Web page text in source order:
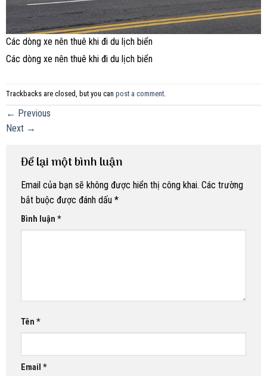
Các dòng xe nên thuê khi đi du lịch biển
Các dòng xe nên thuê khi đi du lịch biển
Trackbacks are closed, but you can post a comment.
← Previous
Next →
Để lại một bình luận
Email của bạn sẽ không được hiển thị công khai. Các trường
bắt buộc được đánh dấu *
Bình luận *
Tên *
Email *